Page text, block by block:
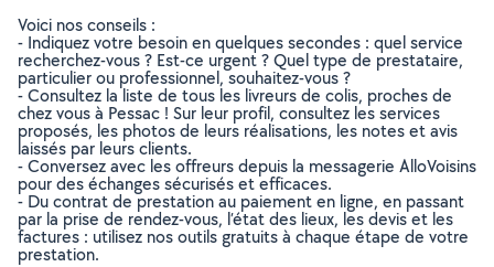
Voici nos conseils :
- Indiquez votre besoin en quelques secondes : quel service
recherchez-vous ? Est-ce urgent ? Quel type de prestataire,
particulier ou professionnel, souhaitez-vous ?
- Consultez la liste de tous les livreurs de colis, proches de
chez vous à Pessac ! Sur leur profil, consultez les services
proposés, les photos de leurs réalisations, les notes et avis
laissés par leurs clients.
- Conversez avec les offreurs depuis la messagerie AlloVoisins
pour des échanges sécurisés et efficaces.
- Du contrat de prestation au paiement en ligne, en passant
par la prise de rendez-vous, l’état des lieux, les devis et les
factures : utilisez nos outils gratuits à chaque étape de votre
prestation.